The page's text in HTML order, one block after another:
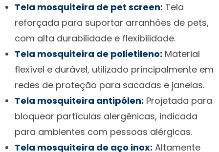
Tela mosquiteira de pet screen: Tela
reforçada para suportar arranhões de pets,
com alta durabilidade e flexibilidade.
Tela mosquiteira de polietileno: Material
flexível e durável, utilizado principalmente em
redes de proteção para sacadas e janelas.
Tela mosquiteira antipólen: Projetada para
bloquear partículas alergênicas, indicada
para ambientes com pessoas alérgicas.
Tela mosquiteira de aço inox: Altamente